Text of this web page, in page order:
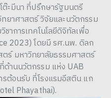
ต๊ะมีนา ที่ปรึกษารัฐมนตรี
ยาศาสตร์ วิจัยและนวัตกรรม
ชาการเทคโนโลยีดิจิทัลเพื่อ
2023) โดยมี รศ.นพ. ดิลก
มหาวิทยาลัยธรรมศาสตร์
ด้านนวัตกรรม แห่ง UAB
ต้อนรับ ที่โรงแรมอีสติน แก
Phayathai).